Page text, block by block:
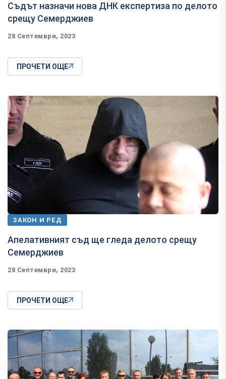
Съдът назначи нова ДНК експертиза по делото
срещу Семерджиев
28 Септември, 2023
ПРОЧЕТИ ОЩЕ
ЗАКОН И РЕД
Апелативният съд ще гледа делото срещу
Семерджиев
28 Септември, 2023
ПРОЧЕТИ ОЩЕ